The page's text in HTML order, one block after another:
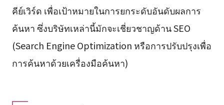
คีย์เวิร์ด เพื่อเป้าหมายในการยกระดับอันดับผลการ
ค้นหา ซึ่งบริษัทเหล่านี้มักจะเชี่ยวชาญด้าน SEO
(Search Engine Optimization หรือการปรับปรุงเพื่อ
การค้นหาด้วยเครื่องมือค้นหา)